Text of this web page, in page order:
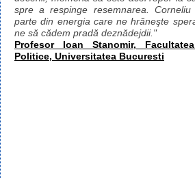
spre a respinge resemnarea. Corneliu
parte din energia care ne hrăneşte
ne să cădem pradă deznădejdii."
Profesor Ioan Stanomir,
Politice, Universitatea Bucuresti